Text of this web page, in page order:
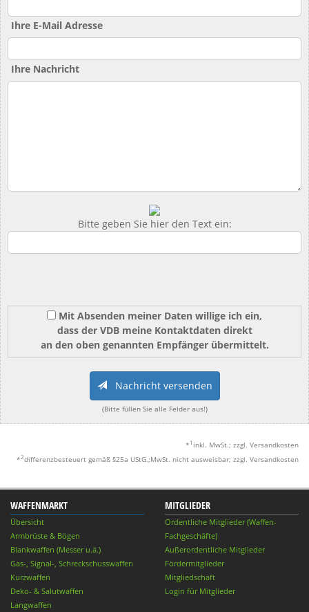
Ihre E-Mail Adresse
Ihre Nachricht
Bitte geben Sie hier den Text ein:
Mit Absenden meiner Daten willige ich ein,
dass der VDB meine Kontaktdaten direkt
an den oben genannten Empfänger übermittelt.
Nachricht versenden
(Bitte füllen Sie alle Felder aus!)
* 1 inkl. MwSt.; zzgl. Versandkosten
*2differenzbesteuert gemäß §25a UStG.;MwSt. nicht ausweisbar; zzgl. Versandkosten
WAFFENMARKT
Übersicht
Armbrüste & Bögen
Blankwaffen (Messer u.ä.)
Gas-, Signal-, Schreckschusswaffen
Kurzwaffen
Deko- & Salutwaffen
Langwaffen
MITGLIEDER
Ordentliche Mitglieder (Waffen-
Fachgeschäfte)
Außerordentliche Mitglieder
Fördermitglieder
Mitgliedschaft
Login für Mitglieder